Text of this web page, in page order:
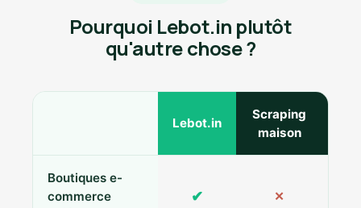
Pourquoi Lebot.in plutôt
qu'autre chose ?
Lebot.in
Scraping
maison
Boutiques e-
commerce
✔ ✕